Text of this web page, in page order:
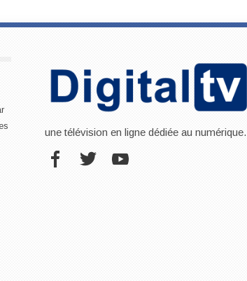
une télévision en ligne dédiée au numérique.